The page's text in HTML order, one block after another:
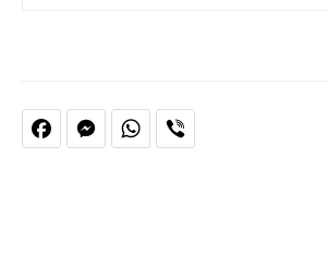
FacebookMessengerWhatsApp